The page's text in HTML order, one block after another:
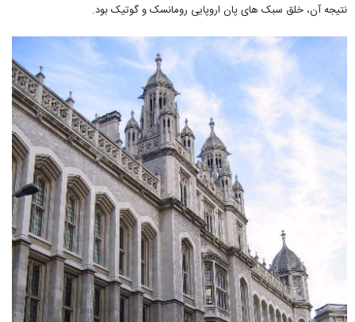
نتیجه آن، خلق سبک های پان اروپایی رومانسک و گوتیک بود.